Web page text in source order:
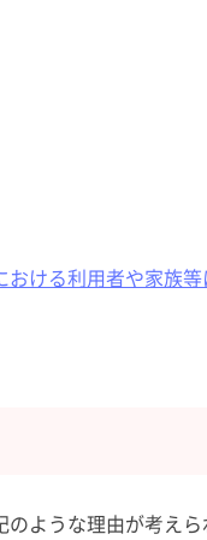
ける利用者や家族
ような理由が考えら